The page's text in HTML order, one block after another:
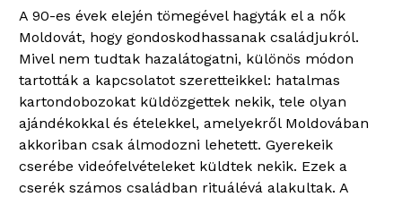
A 90-es évek elején tömegével hagyták el a nők
Moldovát, hogy gondoskodhassanak családjukról.
Mivel nem tudtak hazalátogatni, különös módon
tartották a kapcsolatot szeretteikkel: hatalmas
kartondobozokat küldözgettek nekik, tele olyan
ajándékokkal és ételekkel, amelyekről Moldovában
akkoriban csak álmodozni lehetett. Gyerekeik
cserébe videófelvételeket küldtek nekik. Ezek a
cserék számos családban rituálévá alakultak. A